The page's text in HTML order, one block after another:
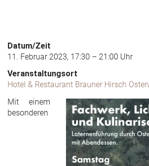
Datum/Zeit
11. Februar 2023, 17:30 – 21:00 Uhr
Veranstaltungsort
Hotel & Restaurant Brauner Hirsch
Mit einem
besonderen